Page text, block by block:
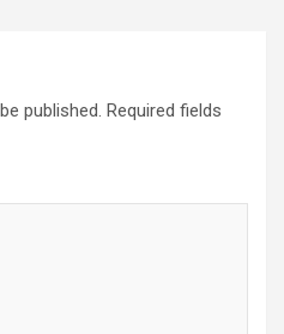
published. Required fields